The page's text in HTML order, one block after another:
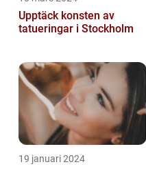
Upptäck konsten av
tatueringar i Stockholm
19 januari 2024